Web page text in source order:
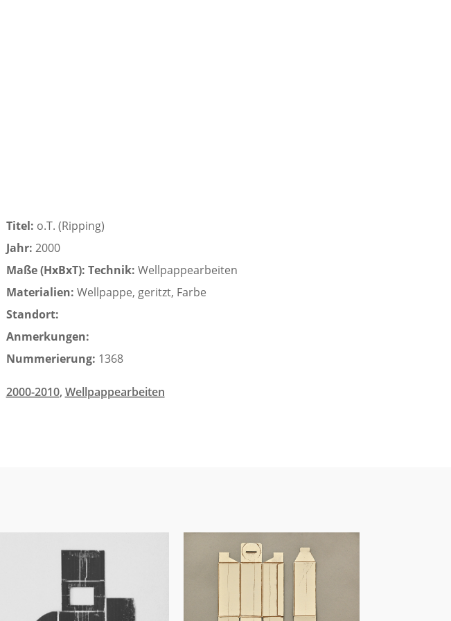
Titel: o.T. (Ripping)
Jahr: 2000
Maße (HxBxT): Technik: Wellpappearbeiten
Materialien: Wellpappe, geritzt, Farbe
Standort:
Anmerkungen:
Nummerierung: 1368
2000-2010, Wellpappearbeiten